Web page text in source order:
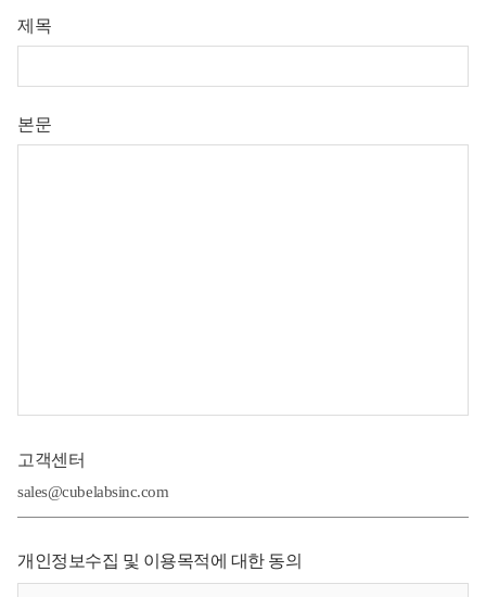
제목
본문
고객센터
sales@cubelabsinc.com
개인정보수집 및 이용목적에 대한 동의